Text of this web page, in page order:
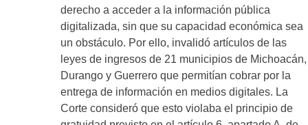
derecho a acceder a la información pública
digitalizada, sin que su capacidad económica sea
un obstáculo. Por ello, invalidó artículos de las
leyes de ingresos de 21 municipios de Michoacán,
Durango y Guerrero que permitían cobrar por la
entrega de información en medios digitales. La
Corte consideró que esto violaba el principio de